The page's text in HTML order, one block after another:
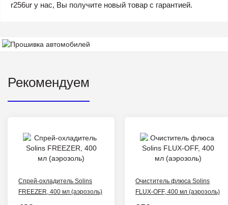
r256ur у нас, Вы получите новый товар с гарантией.
Рекомендуем
Спрей-охладитель Solins
FREEZER, 400 мл (аэрозоль)
Очиститель флюса Solins
FLUX-OFF, 400 мл (аэрозоль)